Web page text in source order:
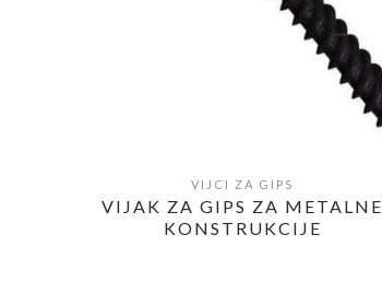
POGLEDAJ
VIJCI ZA GIPS
VIJAK ZA GIPS ZA METALNE
KONSTRUKCIJE